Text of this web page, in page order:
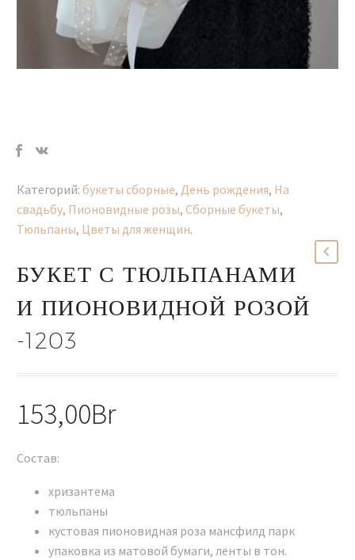
Категорий: букеты сборные, День рождения, На
свадьбу, Пионовидные розы, Сборные букеты,
Тюльпаны, Цветы для женщин.
БУКЕТ С ТЮЛЬПАНАМИ
И ПИОНОВИДНОЙ РОЗОЙ
-1203
153,00Br
Состав:
хризантема
тюльпаны
кустовая пионовидная роза мансфилд парк
упаковка из матовой бумаги, ленты в тон.